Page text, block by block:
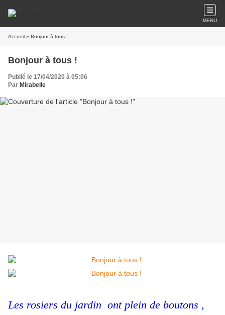
MENU
Accueil » Bonjour à tous !
Bonjour à tous !
Publié le 17/04/2020 à 05:06
Par Mirabelle
Les rosiers du jardin ont plein de boutons ,